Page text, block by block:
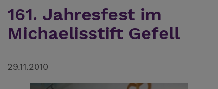
161. Jahresfest im
Michaelisstift Gefell
29.11.2010